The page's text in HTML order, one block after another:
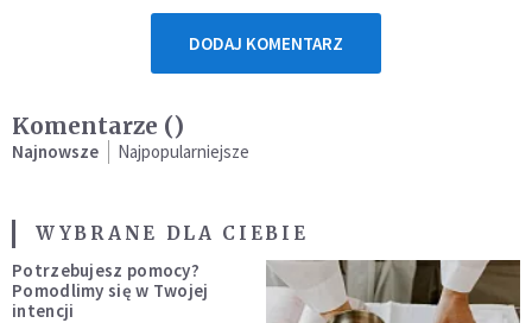
DODAJ KOMENTARZ
Komentarze ()
Najnowsze Najpopularniejsze
WYBRANE DLA CIEBIE
Potrzebujesz pomocy?
Pomodlimy się w Twojej
intencji